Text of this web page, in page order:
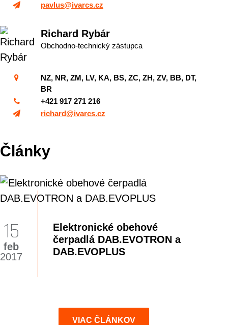
pavlus@ivarcs.cz
Richard Rybár
Obchodno-technický zástupca
NZ, NR, ZM, LV, KA, BS, ZC, ZH, ZV, BB, DT,
BR
+421 917 271 216
richard@ivarcs.cz
Články
Elektronické obehové
čerpadlá DAB.EVOTRON a
DAB.EVOPLUS
15
feb
2017
VIAC ČLÁNKOV